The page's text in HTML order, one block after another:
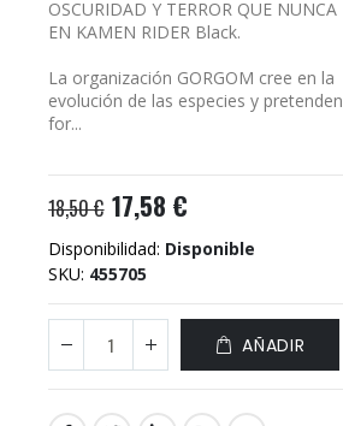
OSCURIDAD Y TERROR QUE NUNCA
EN KAMEN RIDER Black.
La organización GORGOM cree en la
evolución de las especies y pretenden
for...
18,50 € 17,58 €
Disponibilidad: Disponible
SKU 455705
AÑADIR